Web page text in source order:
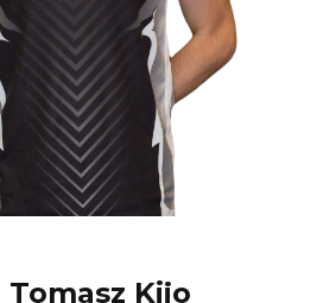
Tomasz Kijo